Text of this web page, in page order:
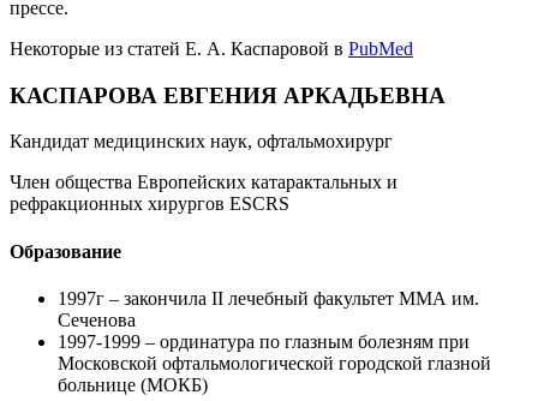
прессе.
Некоторые из статей Е. А. Каспаровой в PubMed
КАСПАРОВА ЕВГЕНИЯ АРКАДЬЕВНА
Кандидат медицинских наук, офтальмохирург
Член общества Европейских катарактальных и
рефракционных хирургов ESCRS
Образование
1997г – закончила II лечебный факультет ММА им.
Сеченова
1997-1999 – ординатура по глазным болезням при
Московской офтальмологической городской глазной
больнице (МОКБ)